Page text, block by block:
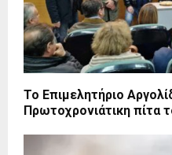
Το Επιμελητήριο
Πρωτοχρονιάτικη πίτα